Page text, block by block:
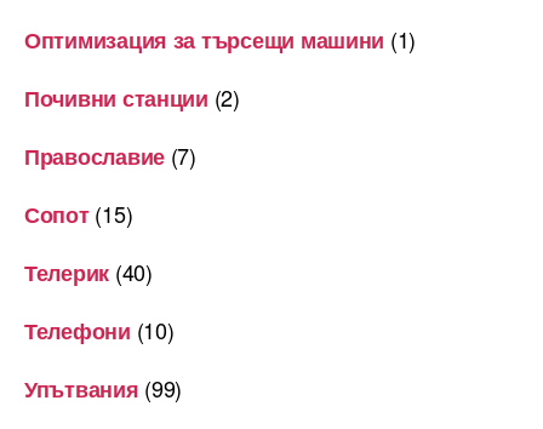
Оптимизация за търсещи машини (1)
Почивни станции (2)
Православие (7)
Сопот(15)
Телерик (40)
Телефони (10)
Упътвания (99)